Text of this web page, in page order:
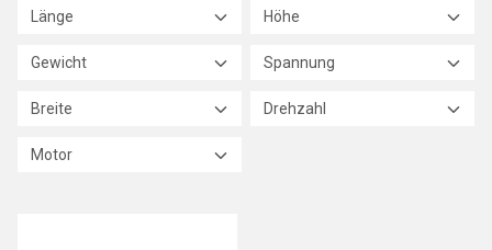
Länge Höhe
Gewicht Spannung
Breite Drehzahl
Motor